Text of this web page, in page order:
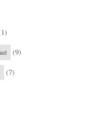
(9)
(7)